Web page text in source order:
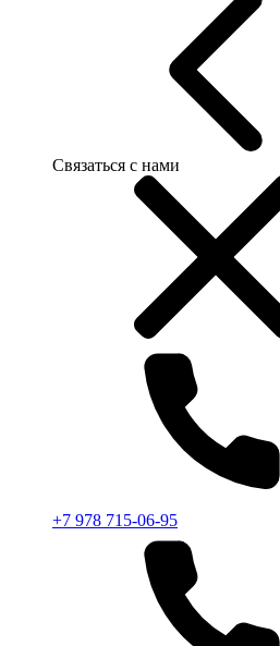
Связаться с нами
+7 978 715-06-95